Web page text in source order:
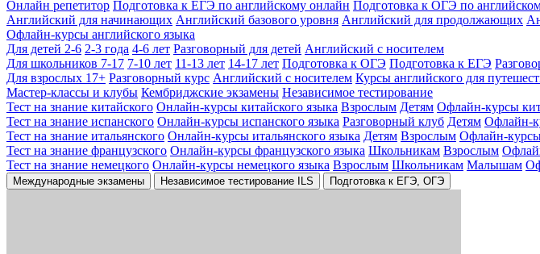
Онлайн репетитор Подготовка к ЕГЭ по английскому онлайн Подготовка к ОГЭ по
Английский для начинающих Английский базового уровня Английский для продолжающих
Офлайн-курсы английского языка
Для детей 2-6 2-3 года 4-6 лет Разговорный для детей Английский с носителем
Для школьников 7-17 7-10 лет 11-13 лет 14-17 лет Подготовка к ОГЭ Подготовка к ЕГЭ
Для взрослых 17+ Разговорный курс Английский с носителем Курсы английского для
Мастер-классы и клубы Кембриджские экзамены Независимое тестирование
Тест на знание китайского Онлайн-курсы китайского языка Взрослым Детям Офлайн-курсы
Тест на знание испанского Онлайн-курсы испанского языка Разговорный клуб Детям Офлайн-
Тест на знание итальянского Онлайн-курсы итальянского языка Детям Взрослым Офлайн-курсы
Тест на знание французского Онлайн-курсы французского языка Школьникам Взрослым
Тест на знание немецкого Онлайн-курсы немецкого языка Взрослым Школьникам Малышам
Международные экзамены Независимое тестирование ILS Подготовка к ЕГЭ, ОГЭ